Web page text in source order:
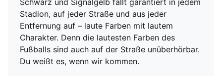
Schwarz und Signalgelb fällt garantiert in jedem
Stadion, auf jeder Straße und aus jeder
Entfernung auf – laute Farben mit lautem
Charakter. Denn die lautesten Farben des
Fußballs sind auch auf der Straße unüberhörbar.
Du weißt es, wenn wir kommen.